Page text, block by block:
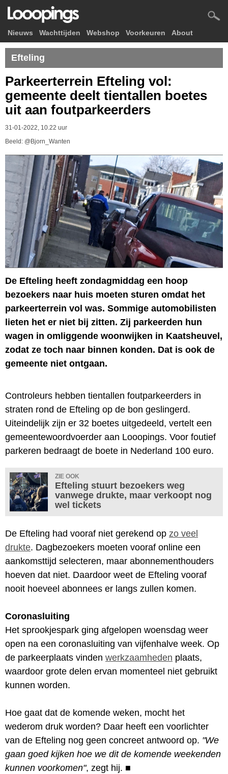
Nieuws Wachttijden Webshop Voorkeuren About
Efteling
Parkeerterrein Efteling vol:
gemeente deelt tientallen boetes
uit aan foutparkeerders
31-01-2022, 10.22 uur
Beeld: @Bjorn_Wanten
De Efteling heeft zondagmiddag een hoop
bezoekers naar huis moeten sturen omdat het
parkeerterrein vol was. Sommige automobilisten
lieten het er niet bij zitten. Zij parkeerden hun
wagen in omliggende woonwijken in Kaatsheuvel,
zodat ze toch naar binnen konden. Dat is ook de
gemeente niet ontgaan.
Controleurs hebben tientallen foutparkeerders in
straten rond de Efteling op de bon geslingerd.
Uiteindelijk zijn er 32 boetes uitgedeeld, vertelt een
gemeentewoordvoerder aan Looopings. Voor foutief
parkeren bedraagt de boete in Nederland 100 euro.
ZIE OOK
Efteling stuurt bezoekers weg
vanwege drukte, maar verkoopt nog
wel tickets
De Efteling had vooraf niet gerekend op zo veel
drukte. Dagbezoekers moeten vooraf online een
aankomsttijd selecteren, maar abonnementhouders
hoeven dat niet. Daardoor weet de Efteling vooraf
nooit hoeveel abonnees er langs zullen komen.
Coronasluiting
Het sprookjespark ging afgelopen woensdag weer
open na een coronasluiting van vijfenhalve week. Op
de parkeerplaats vinden werkzaamheden plaats,
waardoor grote delen ervan momenteel niet gebruikt
kunnen worden.
Hoe gaat dat de komende weken, mocht het
wederom druk worden? Daar heeft een voorlichter
van de Efteling nog geen concreet antwoord op. "We
gaan goed kijken hoe we dit de komende weekenden
kunnen voorkomen", zegt hij. ■